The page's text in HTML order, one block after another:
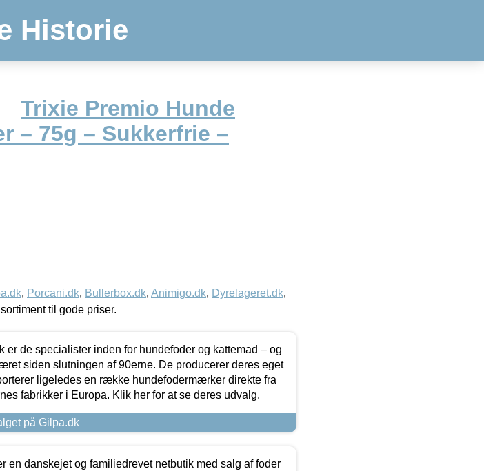
Historie
Trixie Premio Hunde
– 75g – Sukkerfrie –
, Porcani.dk, Bullerbox.dk, Animigo.dk, Dyrelageret.dk,
til gode priser.
er de specialister inden for hundefoder og kattemad – og
siden slutningen af 90erne. De producerer deres eget
ligeledes en række hundefodermærker direkte fra
fabrikker i Europa. Klik her for at se deres udvalg.
på Gilpa.dk
en danskejet og familiedrevet netbutik med salg af foder